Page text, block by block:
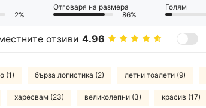
2%
Отговаря на размера
86%
Голям
отзиви 4.96
(1) бърза логистика (2) летни тоалети (9)
харесвам (23) великолепни (3) красив (17)